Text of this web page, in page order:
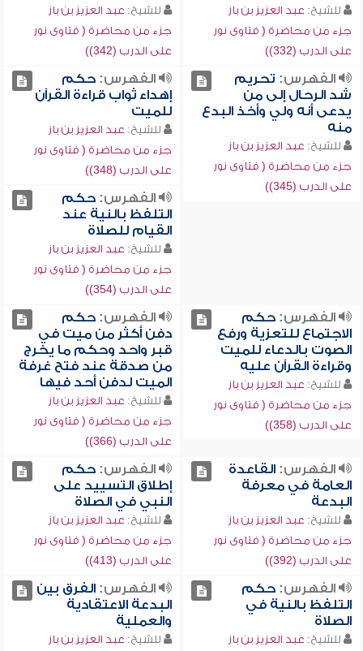
للشيخ: عبد العزيز بن باز
جزء من محاضرة ( فتاوى نور
على الدرب (332))
للشيخ: عبد العزيز بن باز
جزء من محاضرة ( فتاوى نور
على الدرب (342))
الفهرس: تحريم
شد الرحال إلى من
يدعى أنه ولي وأخذ البدع
منه
للشيخ: عبد العزيز بن باز
جزء من محاضرة ( فتاوى نور
على الدرب (345))
الفهرس:حكم
إهداء ثواب قراءة القرآن
للميت
للشيخ: عبد العزيز بن باز
جزء من محاضرة ( فتاوى نور
على الدرب (348))
الفهرس:حكم
التلفظ بالنية عند
القيام للصلاة
للشيخ: عبد العزيز بن باز
جزء من محاضرة ( فتاوى نور
على الدرب (354))
الفهرس:حكم
الاجتماع للتعزية ورفع
الصوت بالدعاء للميت
وقراءة القرآن عليه
للشيخ: عبد العزيز بن باز
جزء من محاضرة ( فتاوى نور
على الدرب (358))
الفهرس:حكم
دفن أكثر من ميت في
قبر واحد وحكم ما يخرج
من صدقة عند فتح غرفة
الميت لدفن أحد فيها
للشيخ: عبد العزيز بن باز
جزء من محاضرة ( فتاوى نور
على الدرب (366))
الفهرس:القاعدة
العامة في معرفة
البدعة
للشيخ: عبد العزيز بن باز
جزء من محاضرة ( فتاوى نور
على الدرب (392))
الفهرس:حكم
إطلاق التسييد على
النبي في الصلاة
للشيخ: عبد العزيز بن باز
جزء من محاضرة ( فتاوى نور
على الدرب (413))
الفهرس:حكم
التلفظ بالنية في
الصلاة
للشيخ: عبد العزيز بن باز
الفهرس:الفرق بين
البدعة الاعتقادية
والعملية
للشيخ: عبد العزيز بن باز